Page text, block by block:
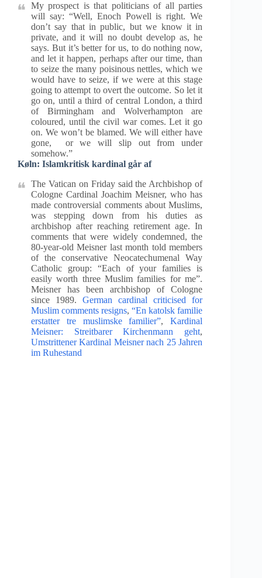
My prospect is that politicians of all parties
will say: “Well, Enoch Powell is right. We
don’t say that in public, but we know it in
private, and it will no doubt develop as, he
says. But it’s better for us, to do nothing now,
and let it happen, perhaps after our time, than
to seize the many poisinous nettles, which we
would have to seize, if we were at this stage
going to attempt to overt the outcome. So let it
go on, until a third of central London, a third
of Birmingham and Wolverhampton are
coloured, until the civil war comes. Let it go
on. We won’t be blamed. We will either have
gone, or we will slip out from under
somehow.”
Køln: Islamkritisk kardinal går af
The Vatican on Friday said the Archbishop of
Cologne Cardinal Joachim Meisner, who has
made controversial comments about Muslims,
was stepping down from his duties as
archbishop after reaching retirement age. In
comments that were widely condemned, the
80-year-old Meisner last month told members
of the conservative Neocatechumenal Way
Catholic group: “Each of your families is
easily worth three Muslim families for me”.
Meisner has been archbishop of Cologne
since 1989.German cardinal criticised for
Muslim comments resigns,“En katolsk familie
erstatter tre muslimske familier”, Kardinal
Meisner: Streitbarer Kirchenmann geht,
Umstrittener Kardinal Meisner nach 25 Jahren
im Ruhestand